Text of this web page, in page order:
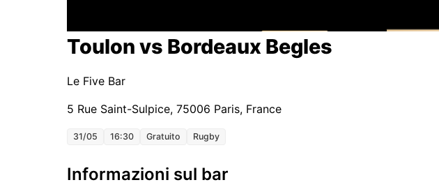
Toulon vs Bordeaux Begles
Le Five Bar
5 Rue Saint-Sulpice, 75006 Paris, France
31/05 16:30 Gratuito Rugby
Informazioni sul bar